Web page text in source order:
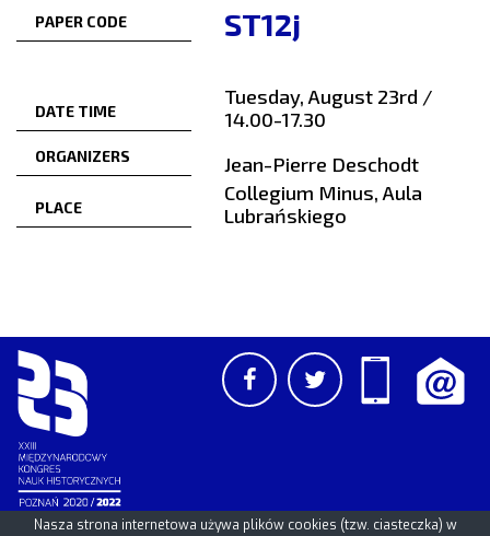
PAPER CODE ST12j
DATE TIME
Tuesday, August 23rd /
14.00-17.30
ORGANIZERS Jean-Pierre Deschodt
PLACE
Collegium Minus, Aula
Lubrańskiego
Nasza strona internetowa używa plików cookies (tzw. ciasteczka) w